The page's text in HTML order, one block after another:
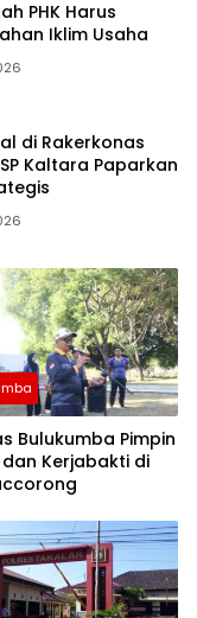
PHK Harus
Iklim Usaha
di Rakerkonas
Kaltara Paparkan
Bulukumba Pimpin
dan Kerjabakti di